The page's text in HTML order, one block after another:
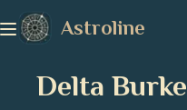
Astroline
Delta Burke